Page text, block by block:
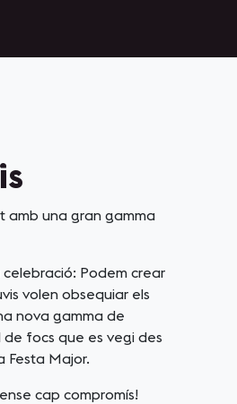
amb una gran gamma
Podem crear
volen obsequiar els
nova gamma de
de focs que es vegi des
Festa Major.
cap compromís!